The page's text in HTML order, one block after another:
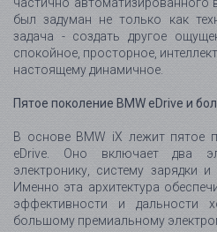
Важная инженерная особенность
с электрическим возбуждением
с постоянными магнитами,
отказаться от
и часть более широкой стратегии
В старшей версии BMW iX
развивает 385 кВт, или 523 л.с.,
0 до 100 км/ч примерно за 4,6
батарея имеет полную
ёмкость около 105,2 кВт·ч.
зависимости от версии,